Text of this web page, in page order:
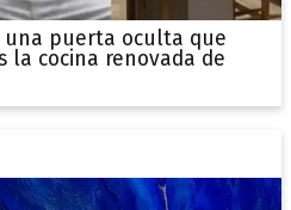
una puerta oculta que
la cocina renovada de